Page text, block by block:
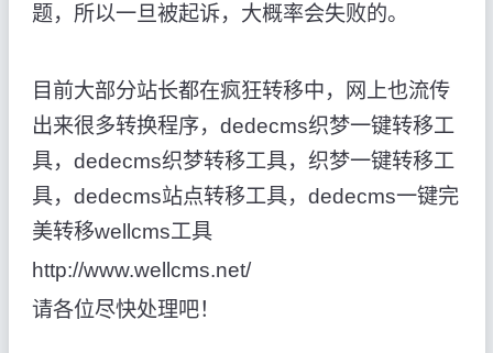
题，所以一旦被起诉，大概率会失败的。
目前大部分站长都在疯狂转移中，网上也流传
出来很多转换程序，dedecms织梦一键转移工
具，dedecms织梦转移工具，织梦一键转移工
具，dedecms站点转移工具，dedecms一键完
美转移wellcms工具
http://www.wellcms.net/
请各位尽快处理吧！